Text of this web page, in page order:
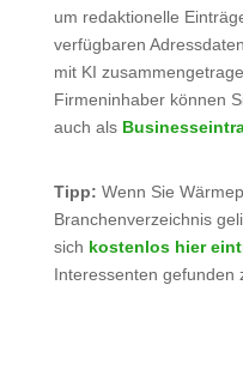
um redaktionelle
verfügbaren
mit KI
Firmeninhaber können
auch als
Tipp: Wenn Sie
Branchenverzeichnis
sich kostenlos hier
Interessenten gefunden